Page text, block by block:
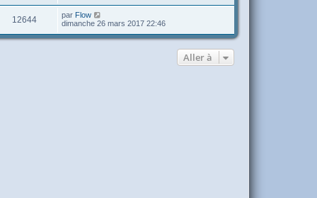
12644 par Flow
dimanche 26 mars 2017 22:46
Aller à